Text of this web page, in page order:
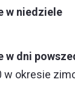
w niedziele
w dni
w okresie